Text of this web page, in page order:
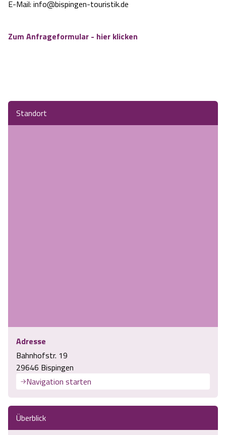
E-Mail: info@bispingen-touristik.de
Zum Anfrageformular - hier klicken
Standort
Adresse
Bahnhofstr. 19
29646 Bispingen
Navigation starten
Überblick